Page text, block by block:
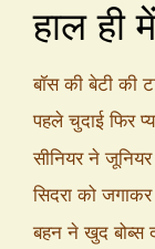
हाल ही
बॉस की बेटी की
पहले चुदाई फिर
सीनियर ने जूनियर
सिदरा को जगाकर
बहन ने खुद बोब्स